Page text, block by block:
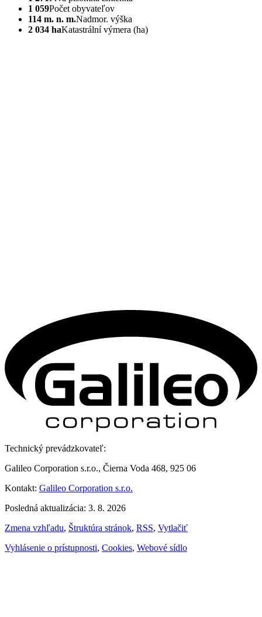
1 059Počet obyvateľov
114 m. n. m.Nadmor. výška
2 034 haKatastrální výmera (ha)
Technický prevádzkovateľ:
Galileo Corporation s.r.o., Čierna Voda 468, 925 06
Kontakt: Galileo Corporation s.r.o.
Posledná aktualizácia: 3. 8. 2026
Zmena vzhľadu, Štruktúra stránok, RSS, Vytlačiť
Vyhlásenie o prístupnosti, Cookies, Webové sídlo